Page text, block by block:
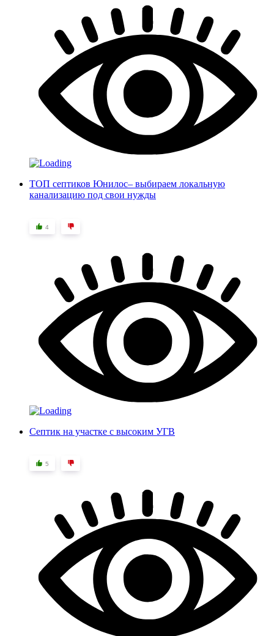
ТОП септиков Юнилос– выбираем локальную
канализацию под свои нужды
4
Септик на участке с высоким УГВ
5